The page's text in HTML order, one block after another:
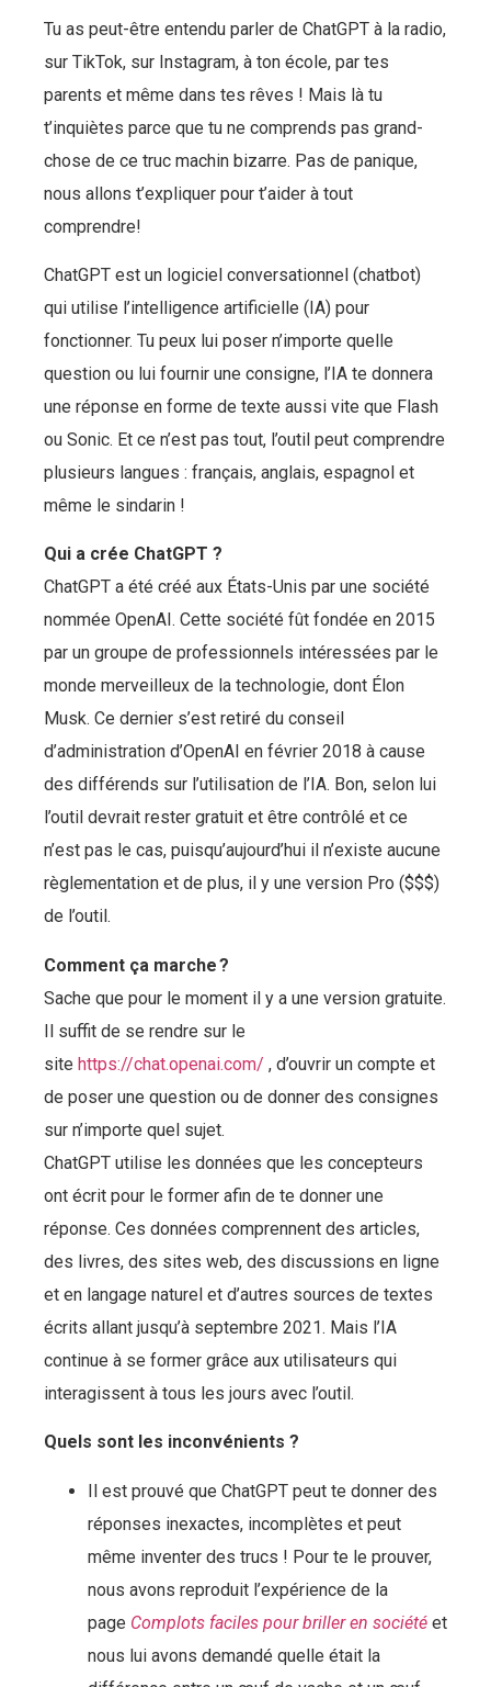
Tu as peut-être entendu parler de ChatGPT à la radio,
sur TikTok, sur Instagram, à ton école, par tes
parents et même dans tes rêves ! Mais là tu
t’inquiètes parce que tu ne comprends pas grand-
chose de ce truc machin bizarre. Pas de panique,
nous allons t’expliquer pour t’aider à tout
comprendre!
ChatGPT est un logiciel conversationnel (chatbot)
qui utilise l’intelligence artificielle (IA) pour
fonctionner. Tu peux lui poser n’importe quelle
question ou lui fournir une consigne, l’IA te donnera
une réponse en forme de texte aussi vite que Flash
ou Sonic. Et ce n’est pas tout, l’outil peut comprendre
plusieurs langues : français, anglais, espagnol et
même le sindarin !
Qui a crée ChatGPT ?
ChatGPT a été créé aux États-Unis par une société
nommée OpenAI. Cette société fût fondée en 2015
par un groupe de professionnels intéressées par le
monde merveilleux de la technologie, dont Élon
Musk. Ce dernier s’est retiré du conseil
d’administration d’OpenAI en février 2018 à cause
des différends sur l’utilisation de l’IA. Bon, selon lui
l’outil devrait rester gratuit et être contrôlé et ce
n’est pas le cas, puisqu’aujourd’hui il n’existe aucune
règlementation et de plus, il y une version Pro ($$$)
de l’outil.
Comment ça marche ?
Sache que pour le moment il y a une version gratuite.
Il suffit de se rendre sur le
site https://chat.openai.com/ , d’ouvrir un compte et
de poser une question ou de donner des consignes
sur n’importe quel sujet.
ChatGPT utilise les données que les concepteurs
ont écrit pour le former afin de te donner une
réponse. Ces données comprennent des articles,
des livres, des sites web, des discussions en ligne
et en langage naturel et d’autres sources de textes
écrits allant jusqu’à septembre 2021. Mais l’IA
continue à se former grâce aux utilisateurs qui
interagissent à tous les jours avec l’outil.
Quels sont les inconvénients ?
Il est prouvé que ChatGPT peut te donner des
réponses inexactes, incomplètes et peut
même inventer des trucs ! Pour te le prouver,
nous avons reproduit l’expérience de la
page Complots faciles pour briller en société et
nous lui avons demandé quelle était la